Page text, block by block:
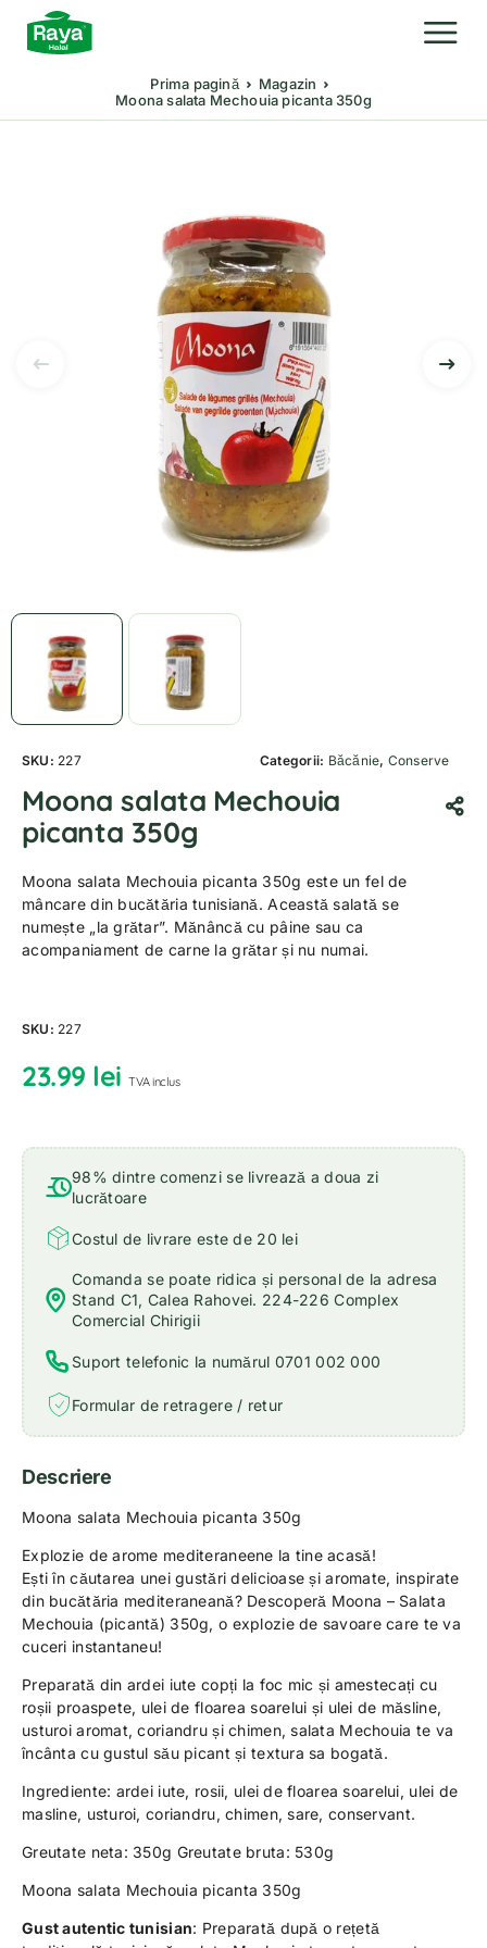
Prima pagină
Magazin
Moona salata Mechouia picanta 350g
SKU: 227 Categorii: Băcănie, Conserve
Moona salata Mechouia
picanta 350g
Moona salata Mechouia picanta 350g este un fel de
mâncare din bucătăria tunisiană. Această salată se
numește „la grătar”. Mănâncă cu pâine sau ca
acompaniament de carne la grătar și nu numai.
SKU: 227
23.99 lei TVA inclus
98% dintre comenzi se livrează a doua zi
lucrătoare
Costul de livrare este de 20 lei
Comanda se poate ridica și personal de la adresa
Stand C1, Calea Rahovei. 224-226 Complex
Comercial Chirigii
Suport telefonic la numărul 0701 002 000
Formular de retragere / retur
Descriere
Moona salata Mechouia picanta 350g
Explozie de arome mediteraneene la tine acasă!
Ești în căutarea unei gustări delicioase și aromate, inspirate
din bucătăria mediteraneană? Descoperă Moona – Salata
Mechouia (picantă) 350g, o explozie de savoare care te va
cuceri instantaneu!
Preparată din ardei iute copți la foc mic și amestecați cu
roșii proaspete, ulei de floarea soarelui și ulei de măsline,
usturoi aromat, coriandru și chimen, salata Mechouia te va
încânta cu gustul său picant și textura sa bogată.
Ingrediente: ardei iute, rosii, ulei de floarea soarelui, ulei de
masline, usturoi, coriandru, chimen, sare, conservant.
Greutate neta: 350g Greutate bruta: 530g
Moona salata Mechouia picanta 350g
Gust autentic tunisian: Preparată după o rețetă